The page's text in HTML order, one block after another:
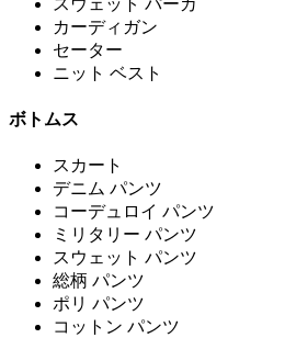
カーディガン
セーター
ニット ベスト
ボトムス
スカート
デニム パンツ
コーデュロイ パンツ
ミリタリー パンツ
スウェット パンツ
総柄 パンツ
ポリ パンツ
コットン パンツ